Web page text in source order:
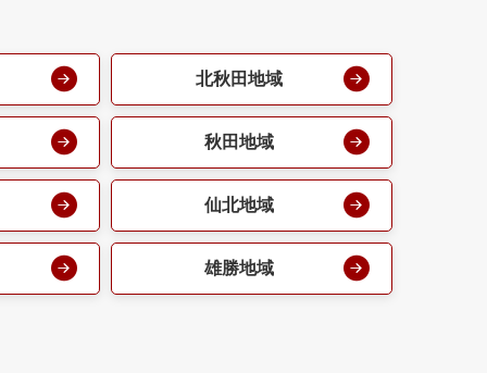
北秋田地域
秋田地域
仙北地域
雄勝地域